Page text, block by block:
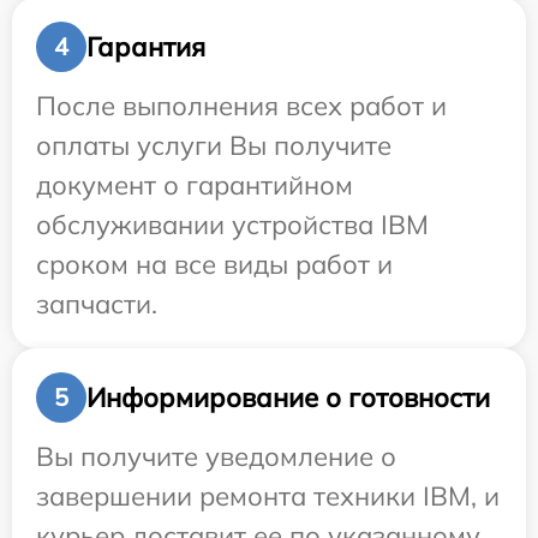
4
Гарантия
После выполнения всех работ и
оплаты услуги Вы получите
документ о гарантийном
обслуживании устройства IBM
сроком на все виды работ и
запчасти.
5
Информирование о готовности
Вы получите уведомление о
завершении ремонта техники IBM, и